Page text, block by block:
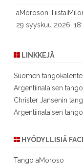
aMoroson
29 syyskuu 2026,
LINKKEJÄ
Suomen
Argentiinalaisen
Christer Jansenin
Argentiinalaisen
HYÖDYLLISIÄ
Tango aMoroso